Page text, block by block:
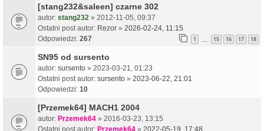
[stang232&saleen] czarne 302
autor: stang232 » 2012-11-05, 09:37
Ostatni post autor: Rezor » 2026-02-24, 11:15
Odpowiedzi: 267 1 15 16 17 18
SN95 od sursento
autor: sursento » 2023-03-21, 01:23
Ostatni post autor: sursento » 2023-06-22, 21:01
Odpowiedzi: 10
[Przemek64] MACH1 2004
autor: Przemek64 » 2016-03-23, 13:15
Ostatni post autor: Przemek64 » 2022-05-19, 17:48